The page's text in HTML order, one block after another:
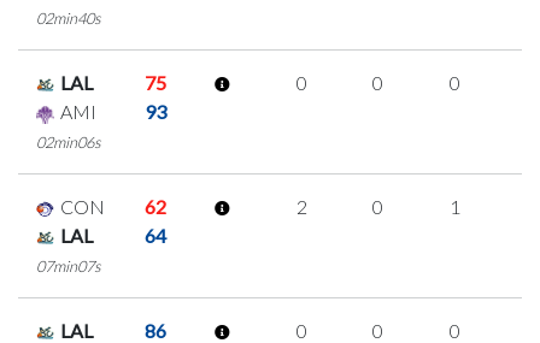
02min40s
LAL
75
AMI
93
02min06s
0 0 0
CON
62
LAL
64
07min07s
2 0 1
LAL
86
0 0 0